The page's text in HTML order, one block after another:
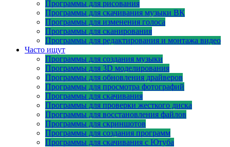
Программы для рисования
Программы для скачивания музыки ВК
Программы для изменения голоса
Программы для сканирования
Программы для редактирования и монтажа видео
Часто ищут
Программы для создания музыки
Программы для 3D моделирования
Программы для обновления драйверов
Программы для просмотра фотографий
Программы для скачивания
Программы для проверки жесткого диска
Программы для восстановления файлов
Программы для скриншотов
Программы для создания программ
Программы для скачивания с Ютуба